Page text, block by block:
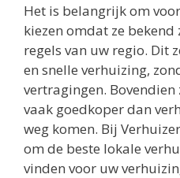
Het is belangrijk om
kiezen omdat ze
regels van uw regio. Dit
en snelle verhuizing,
vertragingen.
vaak goedkoper dan
weg komen. Bij
om de beste lokale
vinden voor uw